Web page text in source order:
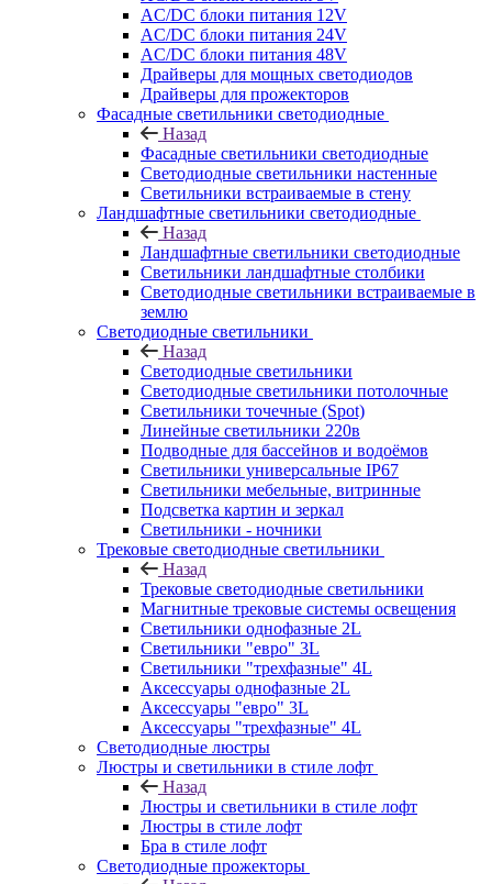
AC/DC блоки питания 12V
AC/DC блоки питания 24V
AC/DC блоки питания 48V
Драйверы для мощных светодиодов
Драйверы для прожекторов
Фасадные светильники светодиодные
Назад
Фасадные светильники светодиодные
Светодиодные светильники настенные
Светильники встраиваемые в стену
Ландшафтные светильники светодиодные
Назад
Ландшафтные светильники светодиодные
Светильники ландшафтные столбики
Светодиодные светильники встраиваемые в
землю
Светодиодные светильники
Назад
Светодиодные светильники
Светодиодные светильники потолочные
Светильники точечные (Spot)
Линейные светильники 220в
Подводные для бассейнов и водоёмов
Светильники универсальные IP67
Светильники мебельные, витринные
Подсветка картин и зеркал
Светильники - ночники
Трековые светодиодные светильники
Назад
Трековые светодиодные светильники
Магнитные трековые системы освещения
Светильники однофазные 2L
Светильники "евро" 3L
Светильники "трехфазные" 4L
Аксессуары однофазные 2L
Аксессуары "евро" 3L
Аксессуары "трехфазные" 4L
Светодиодные люстры
Люстры и светильники в стиле лофт
Назад
Люстры и светильники в стиле лофт
Люстры в стиле лофт
Бра в стиле лофт
Светодиодные прожекторы